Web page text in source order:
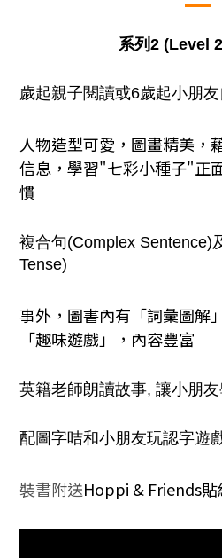
系列2 (Level
1.
歲起親子閱讀或6歲起小朋
人物造型可愛，圖畫精美，
信息，學習"七彩小種子"正
慣
3.
複合句(Complex Sentence)
Tense)
事外，圖書內有「詞彙圖解
「趣味遊戲」，內容豐富
英籍老師朗讀故事, 讓小朋
配圖字咭和小朋友玩認字遊
裝書附送Hoppi & Friends貼